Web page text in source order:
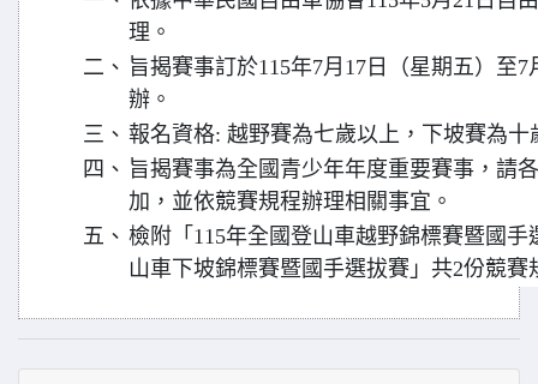
理。
二、 旨揭賽事訂於115年7月17日（星期五）至
辦。
三、 報名資格: 越野賽為七歲以上，下坡賽為十
四、 旨揭賽事為全國青少年年度重要賽事，請
加，並依競賽規程辦理相關事宜。
五、 檢附「115年全國登山車越野錦標賽暨國
山車下坡錦標賽暨國手選拔賽」共2份競賽